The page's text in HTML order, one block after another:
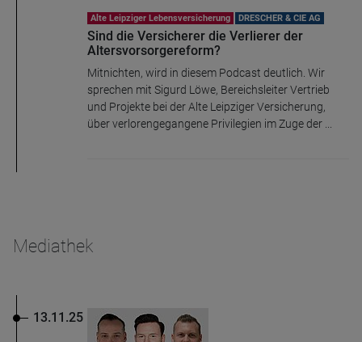
Alte Leipziger Lebensversicherung DRESCHER & CIE AG
Sind die Versicherer die Verlierer der
Altersvorsorgereform?
Mitnichten, wird in diesem Podcast deutlich. Wir
sprechen mit Sigurd Löwe, Bereichsleiter Vertrieb
und Projekte bei der Alte Leipziger Versicherung,
über verlorengegangene Privilegien im Zuge der ...
Mediathek
13.11.25